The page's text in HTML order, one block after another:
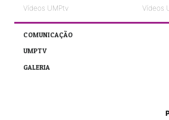
Vídeos UMPtv
Vídeos
COMUNICAÇÃO
UMPTV
GALERIA